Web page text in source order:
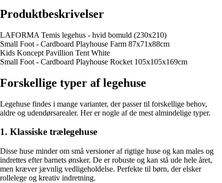
Produktbeskrivelser
LAFORMA Temis legehus - hvid bomuld (230x210)
Small Foot - Cardboard Playhouse Farm 87x71x88cm
Kids Koncept Pavillion Tent White
Small Foot - Cardboard Playhouse Rocket 105x105x169cm
Forskellige typer af legehuse
Legehuse findes i mange varianter, der passer til forskellige behov,
aldre og udendørsarealer. Her er nogle af de mest almindelige typer.
1. Klassiske trælegehuse
Disse huse minder om små versioner af rigtige huse og kan males og
indrettes efter barnets ønsker. De er robuste og kan stå ude hele året,
men kræver jævnlig vedligeholdelse. Perfekte til børn, der elsker
rollelege og kreativ indretning.